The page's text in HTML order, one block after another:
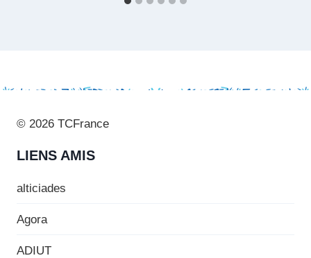
© 2026 TCFrance
LIENS AMIS
alticiades
Agora
ADIUT